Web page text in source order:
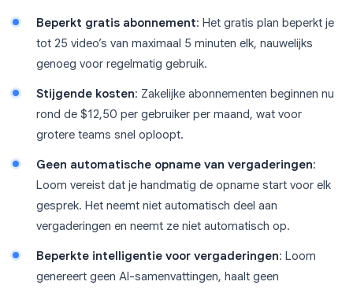
Beperkt gratis abonnement: Het gratis plan beperkt je
tot 25 video’s van maximaal 5 minuten elk, nauwelijks
genoeg voor regelmatig gebruik.
Stijgende kosten: Zakelijke abonnementen beginnen nu
rond de $12,50 per gebruiker per maand, wat voor
grotere teams snel oploopt.
Geen automatische opname van vergaderingen:
Loom vereist dat je handmatig de opname start voor elk
gesprek. Het neemt niet automatisch deel aan
vergaderingen en neemt ze niet automatisch op.
Beperkte intelligentie voor vergaderingen: Loom
genereert geen AI-samenvattingen, haalt geen